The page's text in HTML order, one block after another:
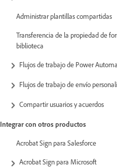
Administrar plantillas compartidas
Transferencia de la propiedad de
biblioteca
Flujos de trabajo de Power
Flujos de trabajo de envío
Compartir usuarios y acuerdos
Integrar con otros productos
Acrobat Sign para Salesforce
Acrobat Sign para Microsoft